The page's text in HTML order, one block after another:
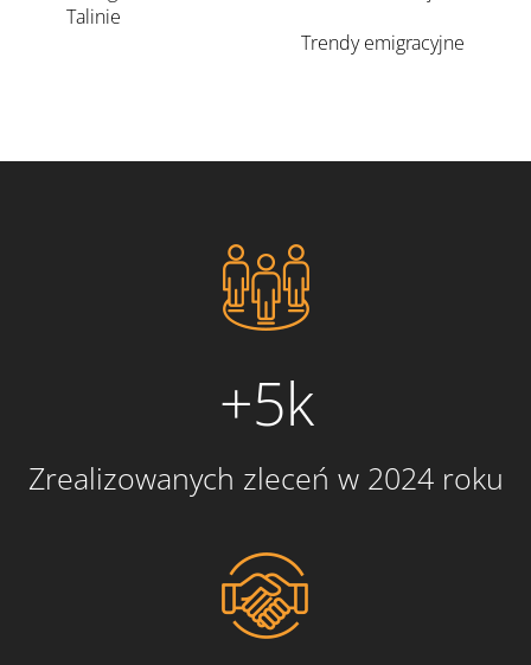
Talinie
Trendy emigracyjne
+5k
Zrealizowanych zleceń w 2024 roku